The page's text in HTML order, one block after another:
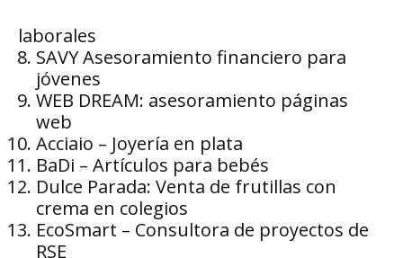
laborales
SAVY Asesoramiento financiero para
jóvenes
WEB DREAM: asesoramiento páginas
web
Acciaio – Joyería en plata
BaDi – Artículos para bebés
Dulce Parada: Venta de frutillas con
crema en colegios
EcoSmart – Consultora de proyectos de
RSE